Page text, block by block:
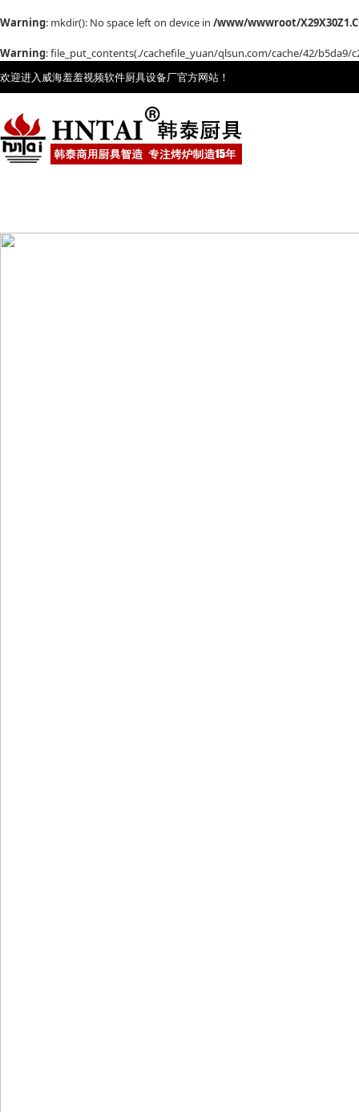
Warning: mkdir(): No space left on device in /www/wwwroot/
Warning: file_put_contents(./cachefile_yuan/qlsun.com/cache/42/
欢迎进入威海羞羞视频软件厨具设备厂官方网站！